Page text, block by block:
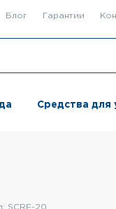
Блог Гарантии
Средства для
SCRF-20